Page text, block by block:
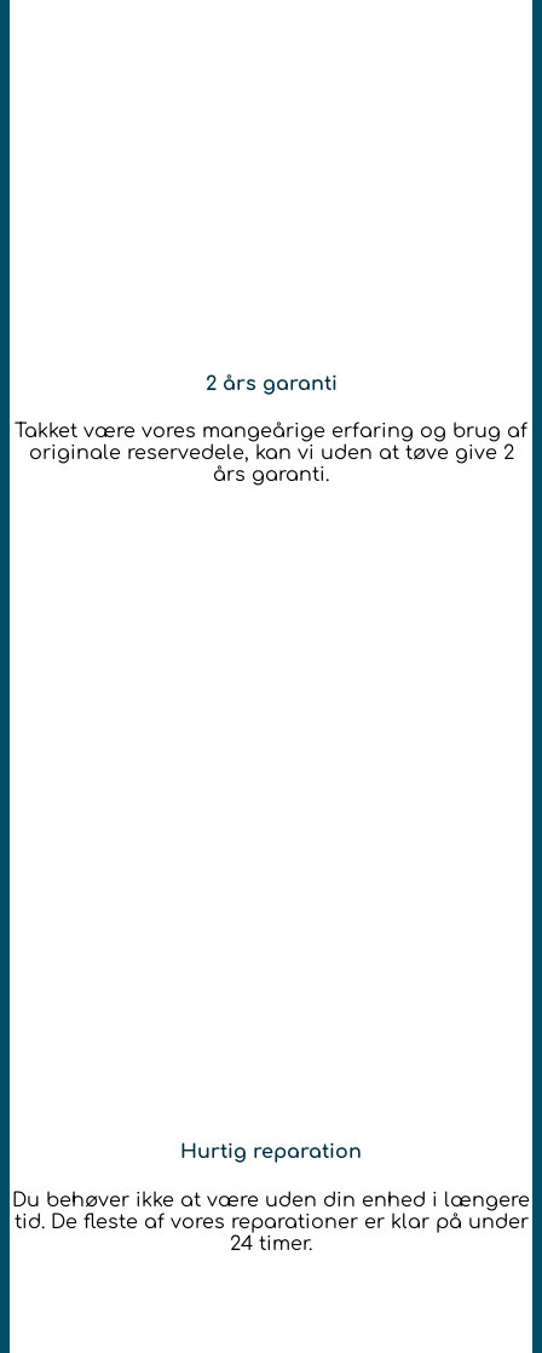
2 års garanti
Takket være vores mangeårige erfaring og brug af
originale reservedele, kan vi uden at tøve give 2
års garanti.
Hurtig reparation
Du behøver ikke at være uden din enhed i længere
tid. De fleste af vores reparationer er klar på under
24 timer.